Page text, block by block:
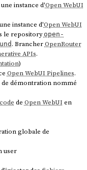
instance d'Open WebUI
instance d'Open WebUI
le repository open-
. BrancherOpenRouter
APIs.
)
Open WebUI Pipelines.
démontration nommé
deOpen WebUI en
globale de
user